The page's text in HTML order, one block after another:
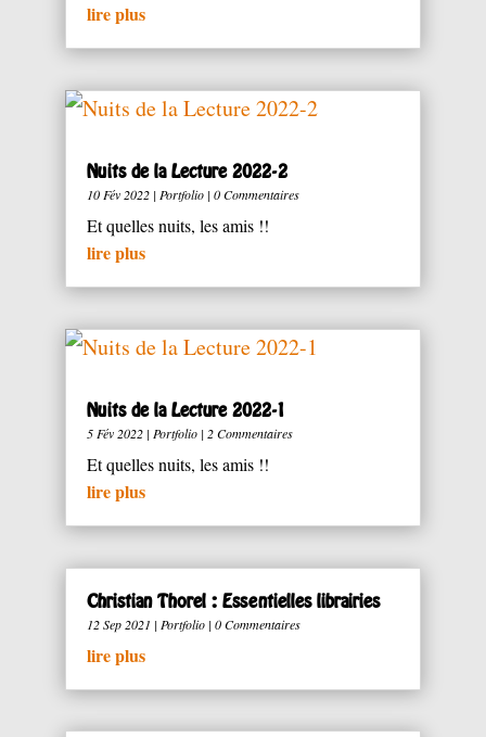
lire plus
Nuits de la Lecture 2022-2
10 Fév 2022| Portfolio| 0 Commentaires
Et quelles nuits, les amis !!
lire plus
Nuits de la Lecture 2022-1
5 Fév 2022| Portfolio| 2 Commentaires
Et quelles nuits, les amis !!
lire plus
Christian Thorel : Essentielles librairies
12 Sep 2021 | Portfolio| 0 Commentaires
lire plus